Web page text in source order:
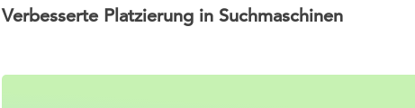
Verbesserte Platzierung in Suchmaschinen